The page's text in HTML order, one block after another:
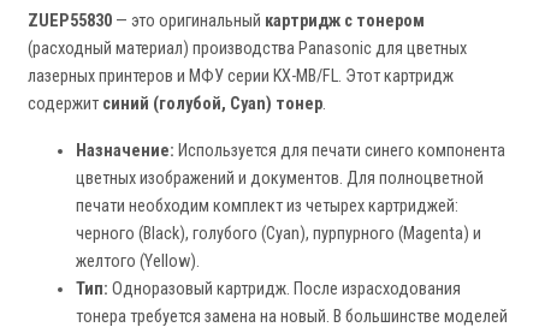
ZUEP55830 — это оригинальный картридж с тонером
(расходный материал) производства Panasonic для цветных
лазерных принтеров и МФУ серии KX-MB/FL. Этот картридж
содержит синий (голубой, Cyan) тонер.
Назначение: Используется для печати синего компонента
цветных изображений и документов. Для полноцветной
печати необходим комплект из четырех картриджей:
черного (Black), голубого (Cyan), пурпурного (Magenta) и
желтого (Yellow).
Тип: Одноразовый картридж. После израсходования
тонера требуется замена на новый. В большинстве моделей